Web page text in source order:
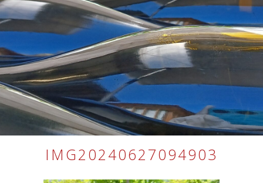
IMG20240627094903